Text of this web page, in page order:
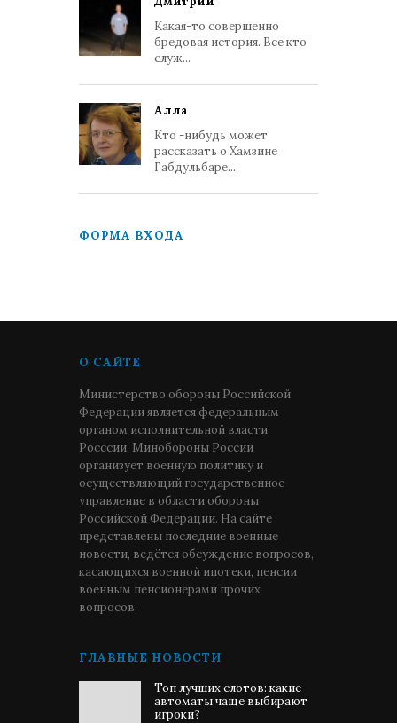
Какая-то совершенно
бредовая история. Все кто
служ...
Алла
Кто -нибудь может
рассказать о Хамзине
Габдульбаре...
ФОРМА ВХОДА
О САЙТЕ
Министерство обороны Российской
Федерации является федеральным
органом исполнительной власти
Росссии. Минобороны России
организует военную политику и
осуществляющий государственное
управление в области обороны
Российской Федерации. На сайте
представлены последние военные
новости, ведётся обсуждение вопросов,
касающихся военной ипотеки, пенсии
военным пенсионерами прочих
вопросов.
ГЛАВНЫЕ НОВОСТИ
Топ лучших слотов: какие
автоматы чаще выбирают
игроки?